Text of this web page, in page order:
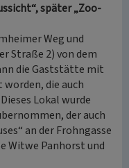
später „Zoo-
Weg und
Straße 2) von dem
die Gaststätte mit
die auch
Lokal wurde
der auch
an der Frohngasse
Witwe Panhorst und